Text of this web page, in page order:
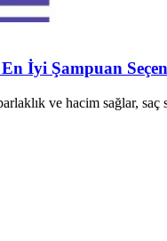
İyi Şampuan
ve hacim sağlar, saç